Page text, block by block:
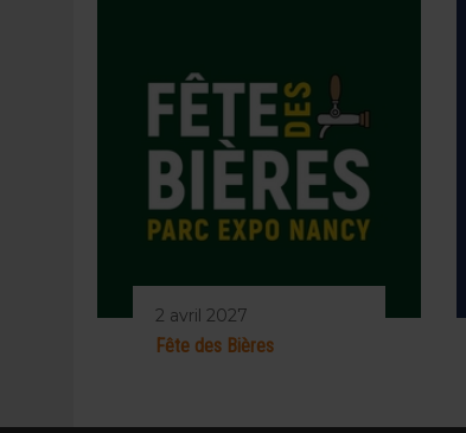
2 avril 2027
Fête des Bières